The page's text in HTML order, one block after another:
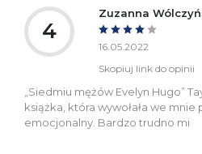
4
Zuzanna
16.05.2022
Skopiuj link do opinii
„Siedmiu mężów Evelyn Hugo”
książka, która wywołała we
emocjonalny. Bardzo trudno mi